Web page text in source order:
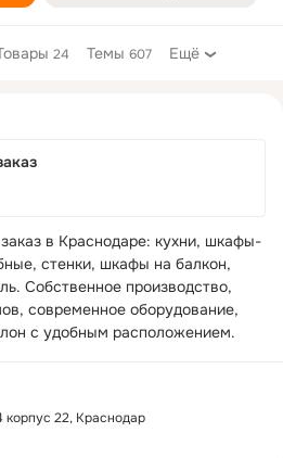
24 Темы 607 Ещё
в Краснодаре: кухни, шкафы-
стенки, шкафы на балкон,
Собственное производство,
современное оборудование,
с удобным расположением.
корпус 22, Краснодар